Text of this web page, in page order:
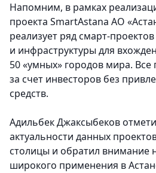
Напомним, в рамках
проекта SmartAstana АО
реализует ряд смарт-
и инфраструктуры для
50 «умных» городов мира. Все
за счет инвесторов без
средств.
Адильбек Джаксыбеков
актуальности данных
столицы и обратил внимание
широкого применения в